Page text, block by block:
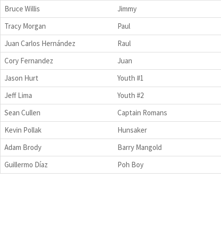
Bruce Willis
Jimmy
Tracy Morgan
Paul
Juan Carlos Hernández
Raul
Cory Fernandez
Juan
Jason Hurt
Youth #1
Jeff Lima
Youth #2
Sean Cullen
Captain Romans
Kevin Pollak
Hunsaker
Adam Brody
Barry Mangold
Guillermo Díaz
Poh Boy